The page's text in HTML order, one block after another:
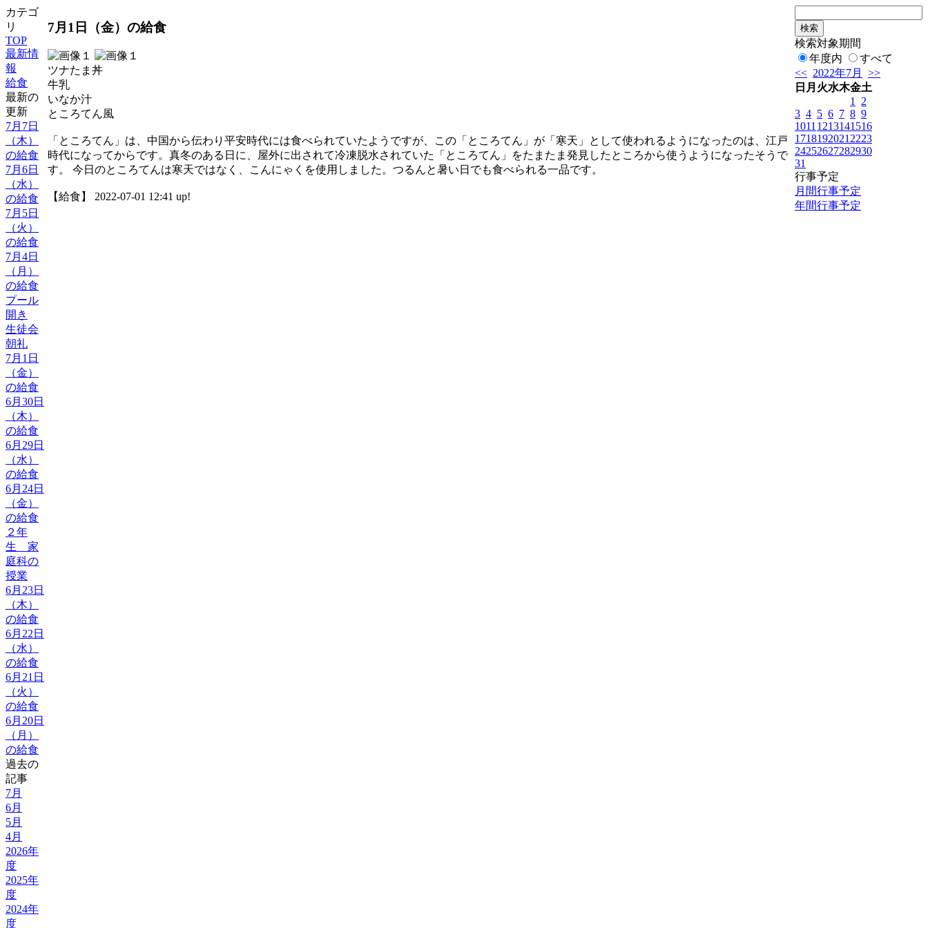
カテゴ
リ
TOP
最新情
報
給食
最新の
更新
7月7日
（木）
の給食
7月6日
（水）
の給食
7月5日
（火）
の給食
7月4日
（月）
の給食
プール
開き
生徒会
朝礼
7月1日
（金）
の給食
6月30日
（木）
の給食
6月29日
（水）
の給食
6月24日
（金）
の給食
２年
生 家
庭科の
授業
6月23日
（木）
の給食
6月22日
（水）
の給食
6月21日
（火）
の給食
6月20日
（月）
の給食
過去の
記事
7月
6月
5月
4月
2026年
度
2025年
度
2024年
度
7月1日（金）の給食
ツナたま丼
牛乳
いなか汁
ところてん風
「ところてん」は、中国から伝わり平安時代には食べられていたようですが、この「ところてん」が「寒天」として使われるようになったのは、江戸
時代になってからです。真冬のある日に、屋外に出されて冷凍脱水されていた「ところてん」をたまたま発見したところから使うようになったそうで
す。 今日のところてんは寒天ではなく、こんにゃくを使用しました。つるんと暑い日でも食べられる一品です。
【給食】 2022-07-01 12:41 up!
検索対象期間
年度内
すべて
<< 2022年7月
>>
日 月 火水木金土
1
2
3 4 5 6 7 8 9
1011 1213141516
1718192021 2223
24252627282930
31
行事予定
月間行事予定
年間行事予定